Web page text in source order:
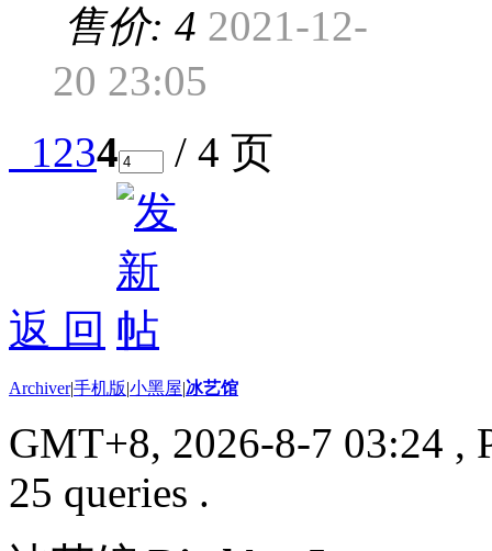
售价: 4 2021-12-
20 23:05
1234 / 4 页
返 回
Archiver|手机版|小黑屋|冰艺馆
GMT+8, 2026-8-7 03:24 ,
25 queries .